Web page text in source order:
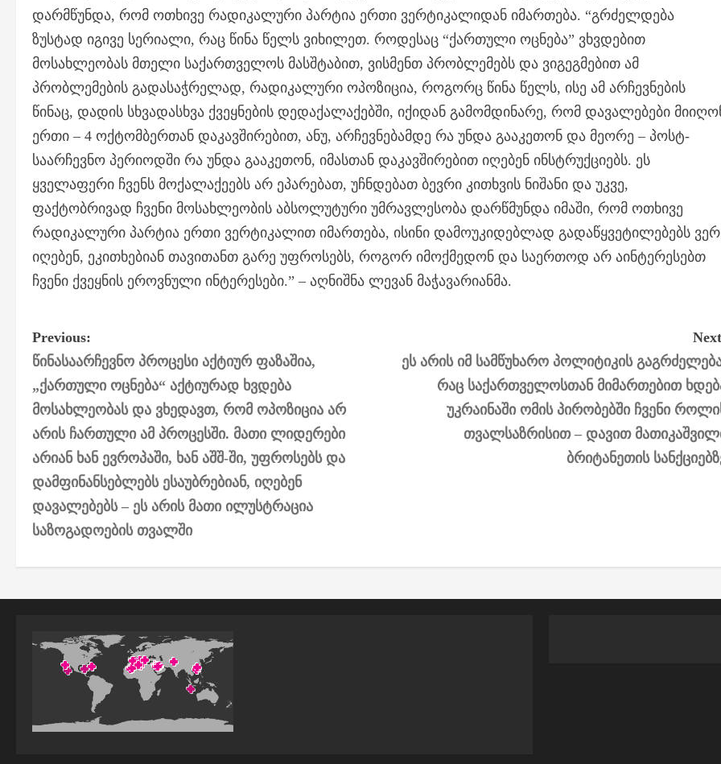
დარმწუნდა, რომ ოთხივე რადიკალური პარტია ერთი ვერტიკალიდან იმართება. “გრძელდება
ზუსტად იგივე სერიალი, რაც წინა წელს ვიხილეთ. როდესაც “ქართული ოცნება” ვხვდებით
მოსახლეობას მთელი საქართველოს მასშტაბით, ვისმენთ პრობლემებს და ვიგეგმებით ამ
პრობლემების გადასაჭრელად, რადიკალური ოპოზიცია, როგორც წინა წელს, ისე ამ არჩევნების
წინაც, დადის სხვადასხვა ქვეყნების დედაქალაქებში, იქიდან გამომდინარე, რომ დავალებები
ერთი – 4 ოქტომბერთან დაკავშირებით, ანუ, არჩევნებამდე რა უნდა გააკეთონ და მეორე – პოსტ-
საარჩევნო პერიოდში რა უნდა გააკეთონ, იმასთან დაკავშირებით იღებენ ინსტრუქციებს. ეს
ყველაფერი ჩვენს მოქალაქეებს არ ეპარებათ, უჩნდებათ ბევრი კითხვის ნიშანი და უკვე,
ფაქტობრივად ჩვენი მოსახლეობის აბსოლუტური უმრავლესობა დარწმუნდა იმაში, რომ ოთხივე
რადიკალური პარტია ერთი ვერტიკალით იმართება, ისინი დამოუკიდებლად გადაწყვეტილებებს ვერ
იღებენ, ეკითხებიან თავითანთ გარე უფროსებს, როგორ იმოქმედონ და საერთოდ არ აინტერესებთ
ჩვენი ქვეყნის ეროვნული ინტერესები.” – აღნიშნა ლევან მაჭავარიანმა.
P
o
s
t
n
a
v
a
Previous:
წინასაარჩევნო პროცესი აქტიურ ფაზაშია,
„ქართული ოცნება“ აქტიურად ხვდება
მოსახლეობას და ვხედავთ, რომ ოპოზიცია არ
არის ჩართული ამ პროცესში. მათი ლიდერები
არიან ხან ევროპაში, ხან აშშ-ში, უფროსებს და
დამფინანსებლებს ესაუბრებიან, იღებენ
დავალებებს – ეს არის მათი ილუსტრაცია
საზოგადოების თვალში
ეს არის იმ სამწუხარო პოლიტიკის
რაც საქართველოსთან მიმართებით
უკრაინაში ომის პირობებში ჩვენი
თვალსაზრისით – დავით
ბრიტანეთის